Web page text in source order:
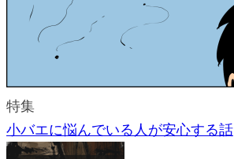
特集
小バエに悩んでいる人が安心する話